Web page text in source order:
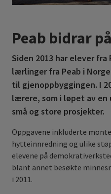
Peab bidrar
Siden 2013 har elever fra
lærlinger fra Peab i
til gjenoppbyggingen. I
lærere, som i løpet av en
små og store prosjekter.
Oppgavene inkluderte
hytteinnredning og ulike
elevene på
blant annet besøkte
i 2011.